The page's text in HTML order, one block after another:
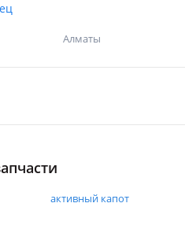
Алматы
активный капот